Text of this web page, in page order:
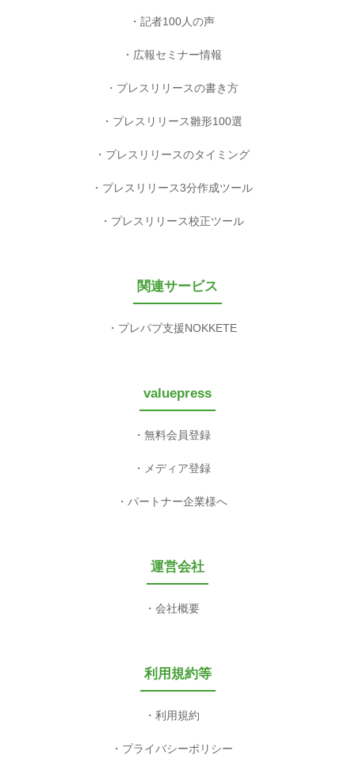
記者100人の声
広報セミナー情報
プレスリリースの書き方
プレスリリース雛形100選
プレスリリースのタイミング
プレスリリース3分作成ツール
プレスリリース校正ツール
関連サービス
プレパブ支援NOKKETE
valuepress
無料会員登録
メディア登録
パートナー企業様へ
運営会社
会社概要
利用規約等
利用規約
プライバシーポリシー